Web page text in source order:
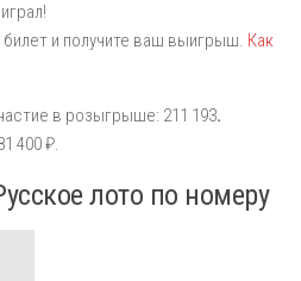
и получите ваш выигрыш. Как
в розыгрыше: 211 193.
400 ₽.
лото по номеру